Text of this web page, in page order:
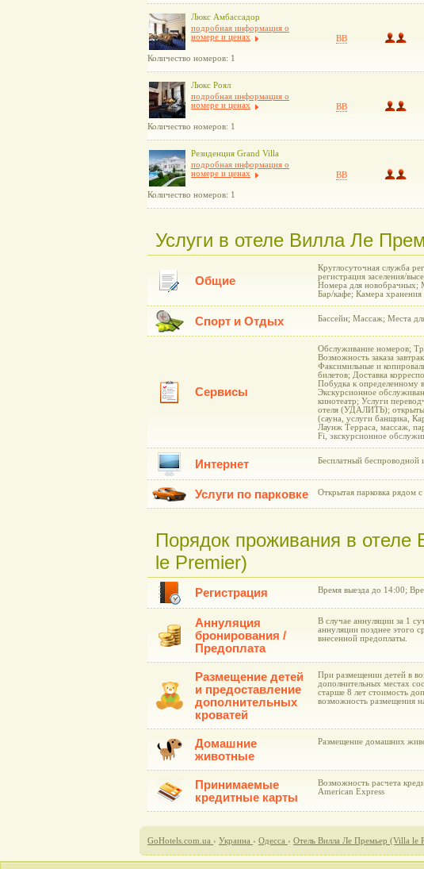
Люкс Амбассадор
подробная информация о
номере и ценах
Количество номеров: 1
BB
Люкс Роял
подробная информация о
номере и ценах
Количество номеров: 1
BB
Резиденция Grand Villa
подробная информация о
номере и ценах
Количество номеров: 1
BB
Услуги в отеле Вилла Ле
Общие
Круглосуточная служба
регистрация заселения/
Номера для новобрачных;
Бар/кафе; Камера
Спорт и Отдых Бассейн; Массаж; Места
Сервисы
Обслуживание номеров;
Возможность заказа
Факсимильные и
билетов; Доставка
Побудка к определенному
Экскурсионное
кинотеатр; Услуги
отеля (УДАЛИТЬ);
(сауна, услуги банщика,
Лаунж Терраса, массаж,
Fi, экскурсионное
Интернет Бесплатный беспроводной
Услуги по парковке Открытая парковка рядом с
Порядок проживания в
le Premier)
Регистрация Время выезда до 14:00;
Аннуляция
бронирования /
Предоплата
В случае аннуляции за 1
аннуляции позднее этого
внесенной предоплаты.
Размещение детей
и предоставление
дополнительных
кроватей
При размещении детей в
дополнительных местах
старше 8 лет стоимость
возможность размещения
Домашние
животные
Размещение домашних
Принимаемые
кредитные карты
Возможность расчета
American Express
GoHotels.com.ua › Украина › Одесса › Отель Вилла Ле Премьер (Villa le